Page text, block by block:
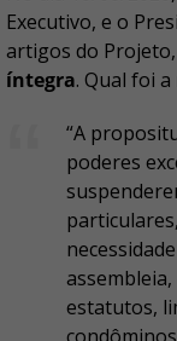
Executivo, e o
artigos do
íntegra. Qual foi a
“A
poderes
estatutos,